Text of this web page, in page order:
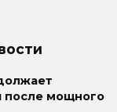
после мощного